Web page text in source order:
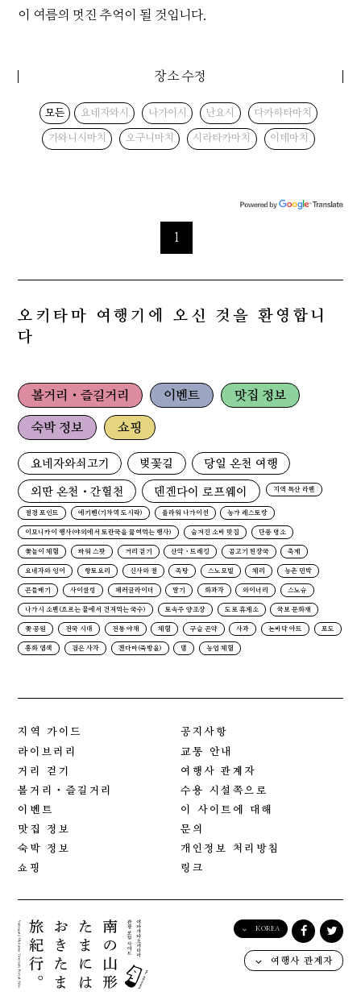
이 여름의 멋진 추억이 될 것입니다.
장소 수정
모든 요네자와시 나가이시 난요시 다카하타마치
가와니시마치 오구니마치 시라타카마치 이데마치
1
오키타마 여행기에 오신 것을 환영합니
다
볼거리・즐길거리 이벤트 맛집 정보
숙박 정보 쇼핑
요네자와쇠고기 벚꽃길 당일 온천 여행
외딴 온천・간헐천 덴겐다이 로프웨이 지역 특산 라멘
절경 포인트 에키벤(기차역 도시락) 플라워 나가이선 농가 레스토랑
이모니카이 행사(야외에서 토란국을 끓여먹는 행사) 숨겨진 소바 맛집 단풍 명소
꽃놀이 체험 파워 스팟 거리 걷기 산악・트레킹 곰고기 된장국 축제
요네자와 잉어 향토요리 신사와 절 족탕 스노모빌 체리 농촌 민박
곤들매기 사이클링 패러글라이더 딸기 화과자 와이너리 스노슈
나가시 소멘(흐르는 물에서 건져먹는 국수) 토속주 양조장 도로 휴게소 국보 문화재
꽃 공원 전국 시대 전통 야채 체험 구슬 곤약 사과 논바닥 아트 포도
홍화 염색 검은 사자 겐다마(죽방울) 댐 농업 체험
지역 가이드
라이브러리
거리 걷기
볼거리・즐길거리
이벤트
맛집 정보
숙박 정보
쇼핑
공지사항
교통 안내
여행사 관계자
수용 시설쪽으로
이 사이트에 대해
문의
개인정보 처리방침
링크
KOREA
English
여행사 관계자